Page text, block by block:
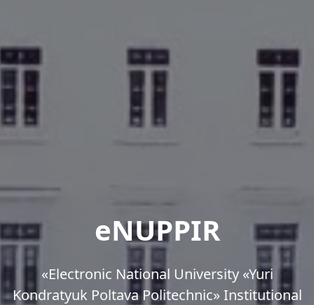
eNUPPIR
«Еlectronic National University «Yuri
Kondratyuk Poltava Politechnic» Institutional